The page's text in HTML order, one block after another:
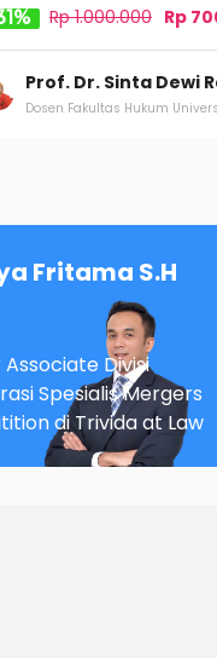
% Rp1.000.000 Rp
Prof. Dr. Sinta Dewi
Dosen Fakultas Hukum
Fritama S.H
Associate Divisi
Spesialis Mergers
di Trivida at Law